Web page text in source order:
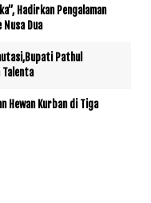
Hadirkan Pengalaman
Dua
Pathul
Talenta
Hewan Kurban di Tiga